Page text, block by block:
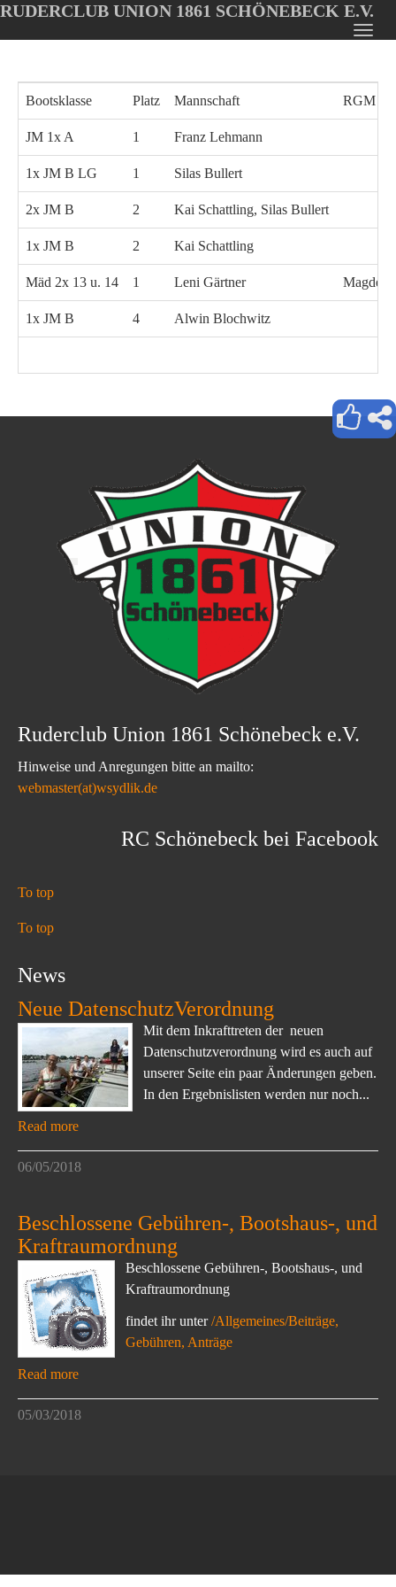
Oops, an error occurred! Code: 202608060632230daabd5a
RUDERCLUB UNION 1861 SCHÖNEBECK E.V.
Bootsklasse Platz Mannschaft RGM
JM 1x A 1 Franz Lehmann
1x JM B LG 1 Silas Bullert
2x JM B 2 Kai Schattling, Silas Bullert
1x JM B 2 Kai Schattling
Mäd 2x 13 u. 14 1 Leni Gärtner
1x JM B 4 Alwin Blochwitz
Ruderclub Union 1861 Schönebeck e.V.
Hinweise und Anregungen bitte an mailto:
webmaster(at)wsydlik.de
RC Schönebeck bei Facebook
To top
To top
News
Neue DatenschutzVerordnung
Mit dem Inkrafttreten der neuen
Datenschutzverordnung wird es auch auf
unserer Seite ein paar Änderungen geben.
In den Ergebnislisten werden nur noch...
Read more
06/05/2018
Beschlossene Gebühren-, Bootshaus-, und
Kraftraumordnung
Beschlossene Gebühren-, Bootshaus-, und
Kraftraumordnung
findet ihr unter/Allgemeines/Beiträge,
Gebühren, Anträge
Read more
05/03/2018